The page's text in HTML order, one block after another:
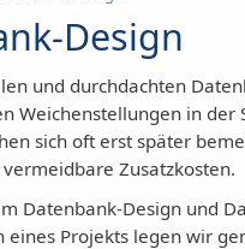
Design
und durchdachten
Weichenstellungen in der
sich oft erst später
Zusatzkosten.
Datenbank-Design und
Projekts legen wir